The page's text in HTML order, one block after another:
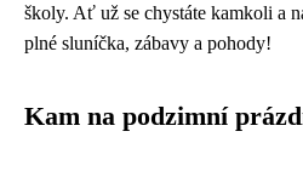
školy. Ať už se chystáte kamkoli a
plné sluníčka, zábavy a pohody!
Kam na podzimní